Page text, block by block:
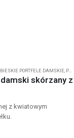
PORTFELE DAMSKIE, PORTFELE DAMSKIE EKAVALE
skórzany z
z kwiatowym